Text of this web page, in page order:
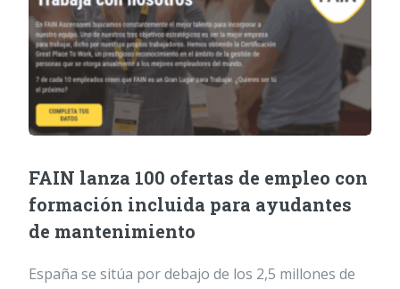
FAIN lanza 100 ofertas de empleo con
formación incluida para ayudantes
de mantenimiento
España se sitúa por debajo de los 2,5 millones de